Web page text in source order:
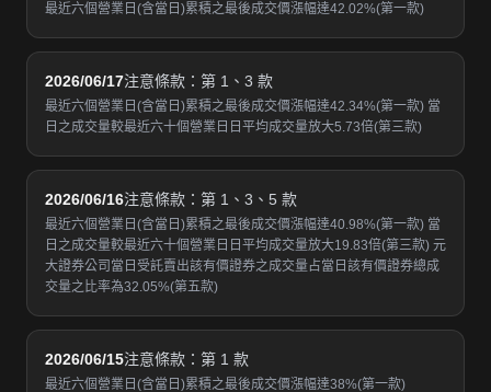
最近六個營業日(含當日)累積之最後成交價漲幅達42.02%(第一款)
2026/06/17注意條款：第 1、3 款
最近六個營業日(含當日)累積之最後成交價漲幅達42.34%(第一款) 當
日之成交量較最近六十個營業日日平均成交量放大5.73倍(第三款)
2026/06/16注意條款：第 1、3、5 款
最近六個營業日(含當日)累積之最後成交價漲幅達40.98%(第一款) 當
日之成交量較最近六十個營業日日平均成交量放大19.83倍(第三款) 元
大證券公司當日受託賣出該有價證券之成交量占當日該有價證券總成
交量之比率為32.05%(第五款)
2026/06/15注意條款：第 1 款
最近六個營業日(含當日)累積之最後成交價漲幅達38%(第一款)